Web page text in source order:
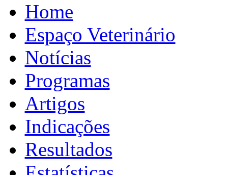
Home
Espaço Veterinário
Notícias
Programas
Artigos
Indicações
Resultados